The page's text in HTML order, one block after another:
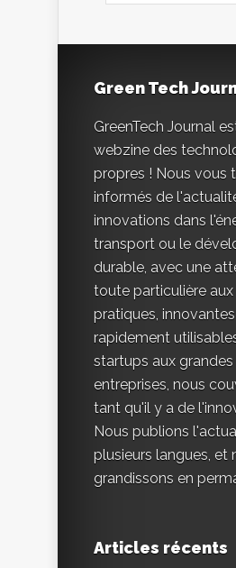
Green Tech
GreenTech Journal
webzine des
propres ! Nous vous
informés de
innovations dans
transport ou le
durable, avec une
toute particulière
pratiques,
rapidement
startups aux grandes
entreprises, nous
tant qu'il y a de
Nous publions
plusieurs langues, et
grandissons en
Articles récents